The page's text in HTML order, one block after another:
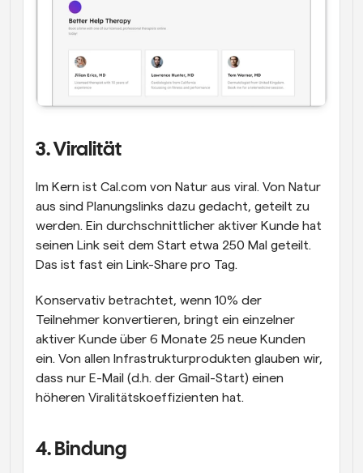
3. Viralität
Im Kern ist Cal.com von Natur aus viral. Von Natur
aus sind Planungslinks dazu gedacht, geteilt zu
werden. Ein durchschnittlicher aktiver Kunde hat
seinen Link seit dem Start etwa 250 Mal geteilt.
Das ist fast ein Link-Share pro Tag.
Konservativ betrachtet, wenn 10% der
Teilnehmer konvertieren, bringt ein einzelner
aktiver Kunde über 6 Monate 25 neue Kunden
ein. Von allen Infrastrukturprodukten glauben wir,
dass nur E-Mail (d.h. der Gmail-Start) einen
höheren Viralitätskoeffizienten hat.
4. Bindung